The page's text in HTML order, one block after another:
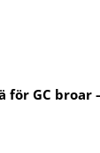
GC broar